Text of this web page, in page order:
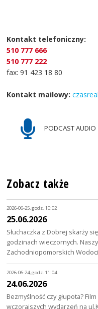
Kontakt telefoniczny:
510 777 666
510 777 222
fax: 91 423 18 80
Kontakt mailowy:
PODCAST AUDIO
Zobacz także
2026-06-25, godz. 10:02
25.06.2026
Słuchaczka z Dobrej skarży
godzinach wieczornych.
Zachodniopomorskich
2026-06-24, godz. 11:04
24.06.2026
Bezmyślność czy głupota?
wczorajszych wydarzeń na